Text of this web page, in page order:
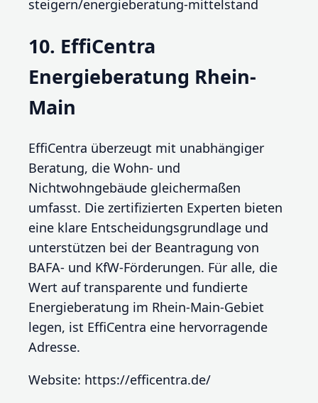
steigern/energieberatung-mittelstand
10. EffiCentra
Energieberatung Rhein-
Main
EffiCentra überzeugt mit unabhängiger
Beratung, die Wohn- und
Nichtwohngebäude gleichermaßen
umfasst. Die zertifizierten Experten bieten
eine klare Entscheidungsgrundlage und
unterstützen bei der Beantragung von
BAFA- und KfW-Förderungen. Für alle, die
Wert auf transparente und fundierte
Energieberatung im Rhein-Main-Gebiet
legen, ist EffiCentra eine hervorragende
Adresse.
Website: https://efficentra.de/